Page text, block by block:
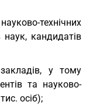
технічних
наук, кандидатів
у тому
та науково-
осіб);